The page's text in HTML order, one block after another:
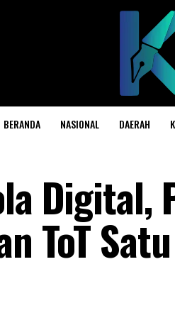
BERANDA NASIONAL DAERAH
Digital,
ToT